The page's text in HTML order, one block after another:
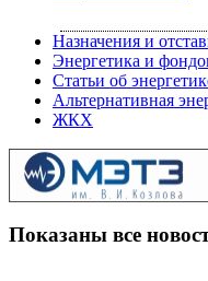
Назначения и
Энергетика и
Статьи об
Альтернативная
ЖКХ
Показаны все